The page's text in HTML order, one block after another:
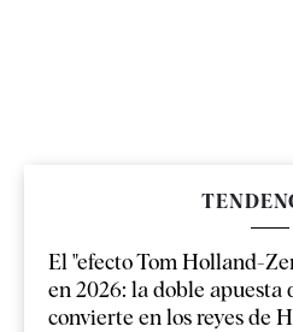
El "efecto Tom Holland-
en 2026: la doble apuesta
convierte en los reyes de